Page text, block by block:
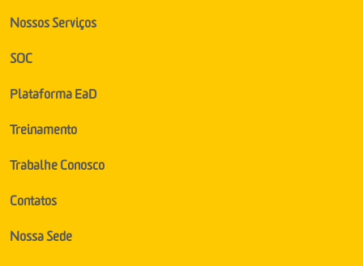
Nossos Serviços
SOC
Plataforma EaD
Treinamento
Trabalhe Conosco
Contatos
Nossa Sede